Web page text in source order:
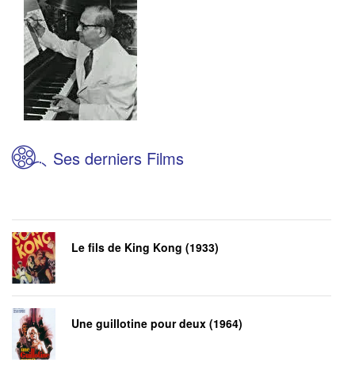
Ses derniers Films
Le fils de King Kong (1933)
Une guillotine pour deux (1964)